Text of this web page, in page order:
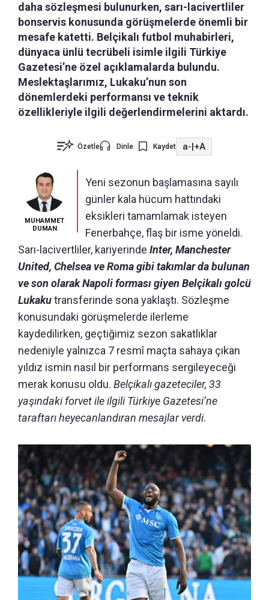
daha sözleşmesi bulunurken, sarı-lacivertliler
bonservis konusunda görüşmelerde önemli bir
mesafe katetti. Belçikalı futbol muhabirleri,
dünyaca ünlü tecrübeli isimle ilgili Türkiye
Gazetesi’ne özel açıklamalarda bulundu.
Meslektaşlarımız, Lukaku’nun son
dönemlerdeki performansı ve teknik
özellikleriyle ilgili değerlendirmelerini aktardı.
Özetle Dinle Kaydet a-|+A
MUHAMMET
DUMAN
Yeni sezonun başlamasına sayılı
günler kala hücum hattındaki
eksikleri tamamlamak isteyen
Fenerbahçe, flaş bir isme yöneldi.
Sarı-lacivertliler, kariyerinde Inter, Manchester
United, Chelsea ve Roma gibi takımlar da bulunan
ve son olarak Napoli forması giyen Belçikalı golcü
Lukakutransferinde sona yaklaştı. Sözleşme
konusundaki görüşmelerde ilerleme
kaydedilirken, geçtiğimiz sezon sakatlıklar
nedeniyle yalnızca 7 resmî maçta sahaya çıkan
yıldız ismin nasıl bir performans sergileyeceği
merak konusu oldu. Belçikalı gazeteciler, 33
yaşındaki forvet ile ilgili Türkiye Gazetesi’ne
taraftarı heyecanlandıran mesajlar verdi.